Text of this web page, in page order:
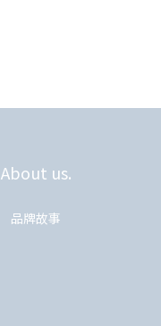
About us.
品牌故事